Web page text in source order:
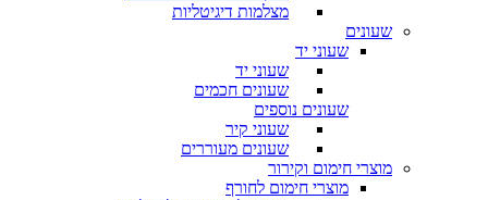
מצלמות דיגיטליות
שעונים
שעוני יד
שעוני יד
שעונים חכמים
שעונים נוספים
שעוני קיר
שעונים מעוררים
מוצרי חימום וקירור
מוצרי חימום לחורף